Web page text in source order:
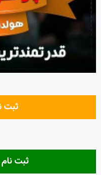
ثبت
ثبت